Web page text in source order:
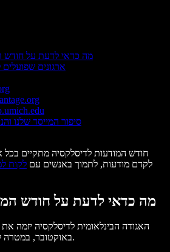
מה כדאי לדעת על חודש
ארגונים
סיפור המייסד שלנו
חודש המודעות לדיסלקסיה מתקיים בכל
לקדם מודעות, לתמוך באנשים עם לקות
מה כדאי לדעת על חודש
האגודה הבינלאומית לדיסלקסיה יזמה
באוקטובר, במטרה לתמוך באנשים עם קושי זה.